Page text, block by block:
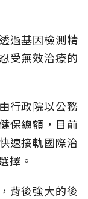
過基因檢測精
受無效治療的
行政院以公務
保總額，目前
速接軌國際治
擇。
背後強大的後